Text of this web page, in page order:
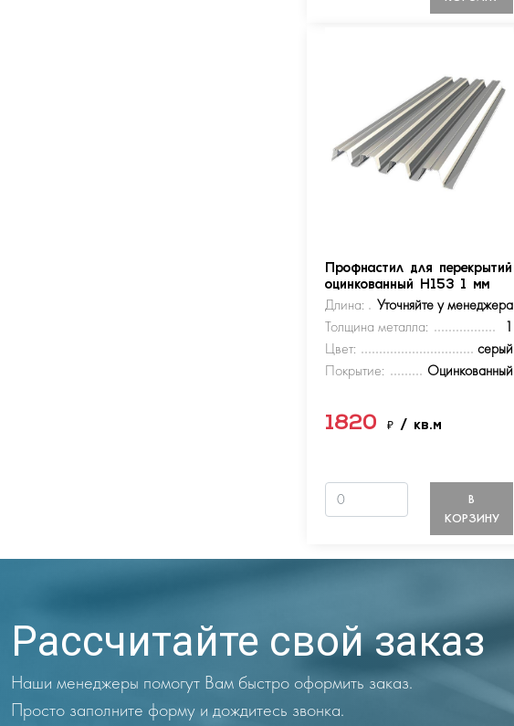
Профнастил для перекрытий
оцинкованный Н153 1 мм
Длина:
Уточняйте у менеджера
Толщина металла:
1
Цвет:
серый
Покрытие:
Оцинкованный
1820₽/ кв.м
В
КОРЗИНУ
Рассчитайте свой заказ
Наши менеджеры помогут Вам быстро оформить заказ.
Просто заполните форму и дождитесь звонка.